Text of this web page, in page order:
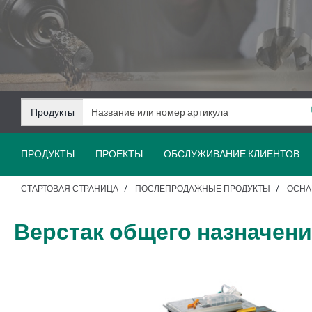
Перейти
содержанию
Перейти
навигации
Продукты
ПРОДУКТЫ ПРОЕКТЫ ОБСЛУЖИВАНИЕ КЛИЕНТОВ
СТАРТОВАЯ СТРАНИЦА ПОСЛЕПРОДАЖНЫЕ ПРОДУКТЫ
Верстак общего